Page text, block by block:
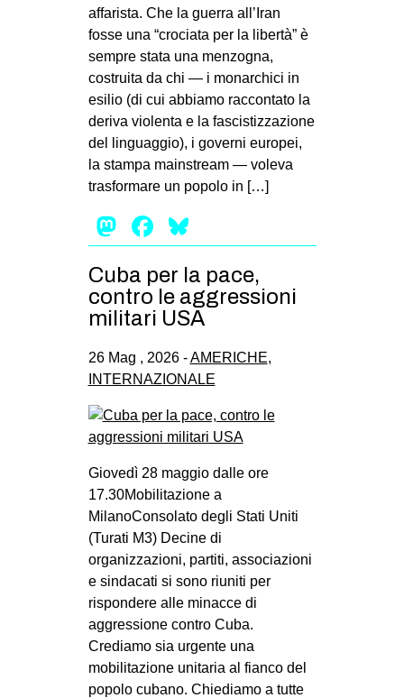
affarista. Che la guerra all’Iran
fosse una “crociata per la libertà” è
sempre stata una menzogna,
costruita da chi — i monarchici in
esilio (di cui abbiamo raccontato la
deriva violenta e la fascistizzazione
del linguaggio), i governi europei,
la stampa mainstream — voleva
trasformare un popolo in […]
Mastodon
Facebook
Cuba per la pace,
contro le aggressioni
militari USA
26 Mag , 2026 -AMERICHE,
INTERNAZIONALE
Giovedì 28 maggio dalle ore
17.30Mobilitazione a
MilanoConsolato degli Stati Uniti
(Turati M3) Decine di
organizzazioni, partiti, associazioni
e sindacati si sono riuniti per
rispondere alle minacce di
aggressione contro Cuba.
Crediamo sia urgente una
mobilitazione unitaria al fianco del
popolo cubano. Chiediamo a tutte